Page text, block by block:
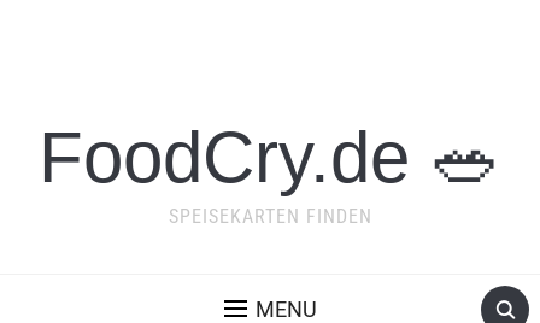
FoodCry.de 🥗
SPEISEKARTEN FINDEN
MENU